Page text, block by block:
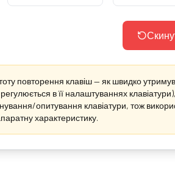
повторення клавіш — як швидко
в її налаштуваннях
опитування клавіатури, тож
характеристику.